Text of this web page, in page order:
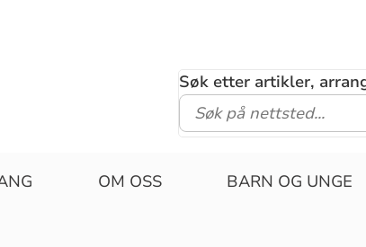
Søk etter artikler,
OM OSS BARN OG UNGE